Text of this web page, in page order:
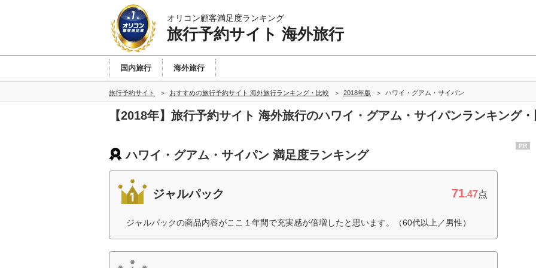
オリコン顧客満足度ランキング
旅行予約サイト 海外旅行
国内旅行 海外旅行
旅行予約サイト おすすめの旅行予約サイト 海外旅行ランキング・比較 2018年版 ハワイ・グアム・サイパン
【2018年】旅行予約サイト 海外旅行のハワイ・グアム・サイパンランキング
ハワイ・グアム・サイパン 満足度ランキング
ジャルパック 71.47点
ジャルパックの商品内容がここ１年間で充実感が倍増したと思います。（60代以上／男性）
PR